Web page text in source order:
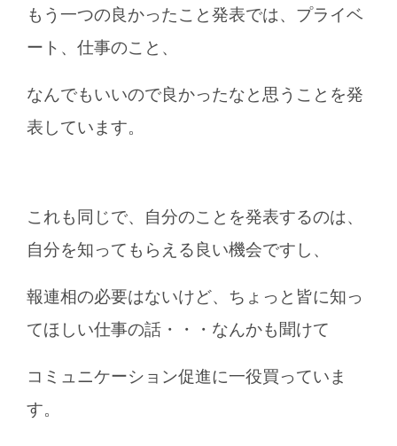
もう一つの良かったこと発表では、プライベ
ート、仕事のこと、
なんでもいいので良かったなと思うことを発
表しています。
これも同じで、自分のことを発表するのは、
自分を知ってもらえる良い機会ですし、
報連相の必要はないけど、ちょっと皆に知っ
てほしい仕事の話・・・なんかも聞けて
コミュニケーション促進に一役買っていま
す。